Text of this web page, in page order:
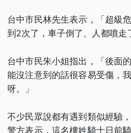
台中市民林先生表示，「超級
到2次了，車子倒了、人都噴走
台中市民朱小姐指出，「後面
能沒注意到的話很容易受傷，
呀。」
不少民眾說都有遇到類似經驗
警方表示，這名樓姓騎士日前